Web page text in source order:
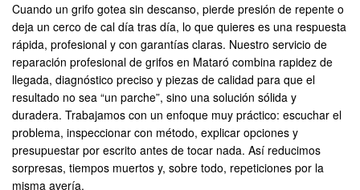
Cuando un grifo gotea sin descanso, pierde presión de repente o
deja un cerco de cal día tras día, lo que quieres es una respuesta
rápida, profesional y con garantías claras. Nuestro servicio de
reparación profesional de grifos en Mataró combina rapidez de
llegada, diagnóstico preciso y piezas de calidad para que el
resultado no sea “un parche”, sino una solución sólida y
duradera. Trabajamos con un enfoque muy práctico: escuchar el
problema, inspeccionar con método, explicar opciones y
presupuestar por escrito antes de tocar nada. Así reducimos
sorpresas, tiempos muertos y, sobre todo, repeticiones por la
misma avería.